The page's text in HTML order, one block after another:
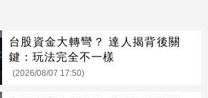
台股資金大轉彎？ 達人揭背後關
鍵：玩法完全不一樣
(2026/08/07 17:50)